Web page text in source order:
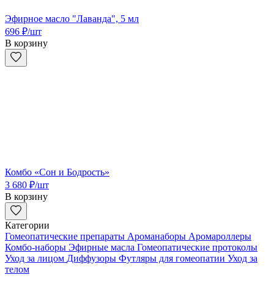
Эфирное масло "Лаванда", 5 мл
696 ₽/шт
В корзину
Комбо «Сон и Бодрость»
3 680 ₽/шт
В корзину
Категории
Гомеопатические препараты Ароманаборы Аромароллеры
Комбо-наборы Эфирные масла Гомеопатические протоколы
Уход за лицом Диффузоры Футляры для гомеопатии Уход за
телом